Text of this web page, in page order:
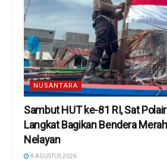
NUSANTARA
Sambut HUT ke-81 RI, Sat
Langkat Bagikan Bendera
Nelayan
8 AGUSTUS 2026